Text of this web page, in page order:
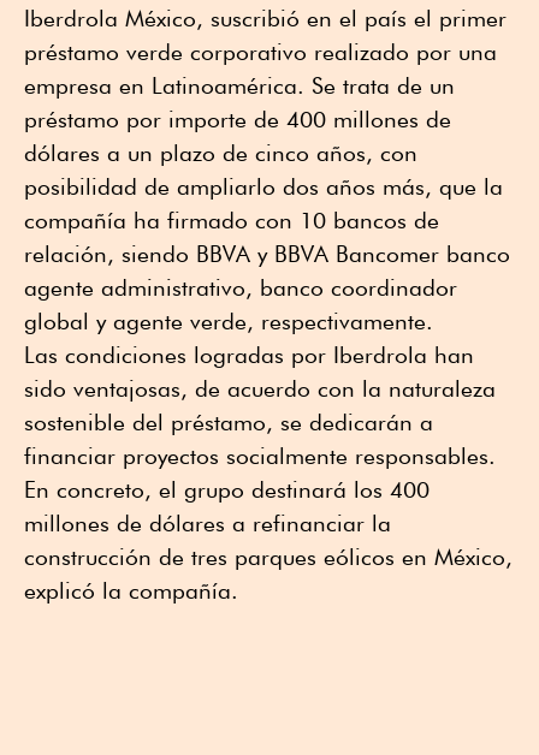
Iberdrola México, suscribió en el país el primer
préstamo verde corporativo realizado por una
empresa en Latinoamérica. Se trata de un
préstamo por importe de 400 millones de
dólares a un plazo de cinco años, con
posibilidad de ampliarlo dos años más, que la
compañía ha firmado con 10 bancos de
relación, siendo BBVA y BBVA Bancomer banco
agente administrativo, banco coordinador
global y agente verde, respectivamente.
Las condiciones logradas por Iberdrola han
sido ventajosas, de acuerdo con la naturaleza
sostenible del préstamo, se dedicarán a
financiar proyectos socialmente responsables.
En concreto, el grupo destinará los 400
millones de dólares a refinanciar la
construcción de tres parques eólicos en México,
explicó la compañía.